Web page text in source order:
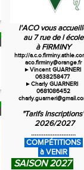
l'ACO vous
au 7 rue de l école
à FIRMINY
http://
aco.firminy@orange.fr
►Vincent GUARNERI
0638258477
►Charly GUARNERI
0681086452
"Tarifs Inscriptions"
2026/2027
.........................
COMPÉTITIONS
à VENIR
SAISON 2027